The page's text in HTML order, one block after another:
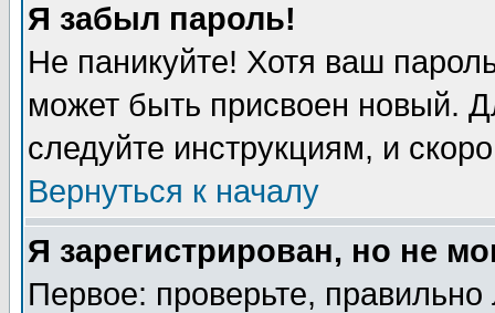
Я забыл пароль!
Не паникуйте! Хотя ваш
может быть присвоен новый.
следуйте инструкциям, и
Вернуться к началу
Я зарегистрирован, но не
Первое: проверьте,